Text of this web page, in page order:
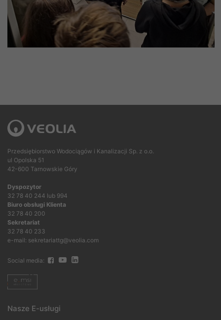
Przedsiębiorstwo Wodociągów i Kanalizacji Sp. z o.o.
ul Opolska 51
42-600 Tarnowskie Góry
Dyspozytor
32 78 40 244 lub 994
Biuro obsługi Klienta
32 78 40 200
Sekretariat
32 78 40 233
e-mail: sekretariattg@veolia.com
Social media:
Nasze E-usługi